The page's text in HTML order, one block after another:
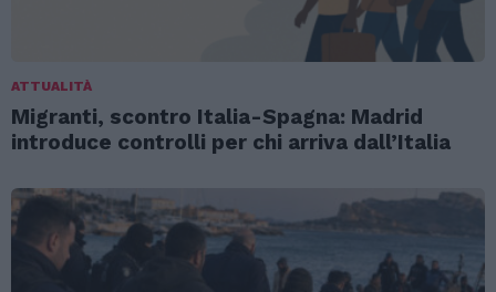
ATTUALITÀ
Migranti, scontro Italia-Spagna: Madrid
introduce controlli per chi arriva dall’Italia